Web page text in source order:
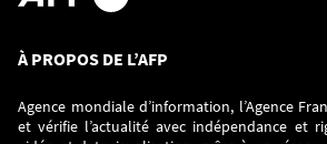
À PROPOS DE L’AFP
Agence mondiale d’information, l’Agence
et vérifie l’actualité avec indépendance et